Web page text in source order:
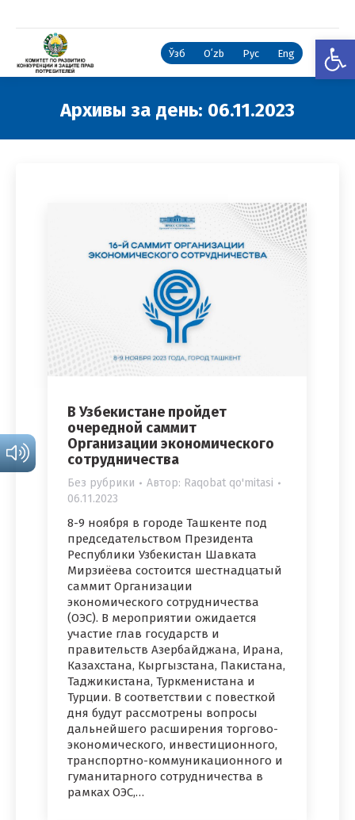
Ўзб Oʻzb Рус Eng
Архивы за день: 06.11.2023
В Узбекистане пройдет
очередной саммит
Организации экономического
сотрудничества
Без рубрики Автор: Raqobat qo'mitasi
06.11.2023
8-9 ноября в городе Ташкенте под
председательством Президента
Республики Узбекистан Шавката
Мирзиёева состоится шестнадцатый
саммит Организации
экономического сотрудничества
(ОЭС). В мероприятии ожидается
участие глав государств и
правительств Азербайджана, Ирана,
Казахстана, Кыргызстана, Пакистана,
Таджикистана, Туркменистана и
Турции. В соответствии с повесткой
дня будут рассмотрены вопросы
дальнейшего расширения торгово-
экономического, инвестиционного,
транспортно-коммуникационного и
гуманитарного сотрудничества в
рамках ОЭС,…